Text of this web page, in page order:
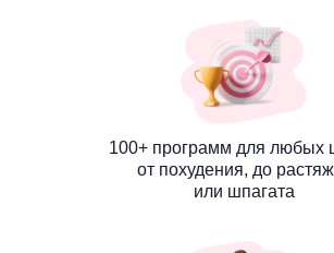
100+ программ для любых
от похудения, до
или шпагата